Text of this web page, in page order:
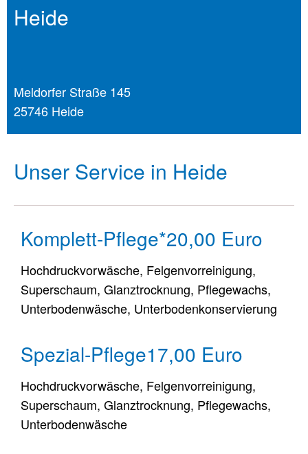
Heide
Meldorfer Straße 145
25746 Heide
Unser Service in Heide
Komplett-Pflege*20,00 Euro
Hochdruckvorwäsche, Felgenvorreinigung,
Superschaum, Glanztrocknung, Pflegewachs,
Unterbodenwäsche, Unterbodenkonservierung
Spezial-Pflege17,00 Euro
Hochdruckvorwäsche, Felgenvorreinigung,
Superschaum, Glanztrocknung, Pflegewachs,
Unterbodenwäsche